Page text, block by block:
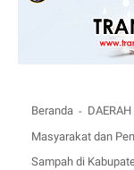
Beranda DAERAH
Masyarakat dan
Sampah di